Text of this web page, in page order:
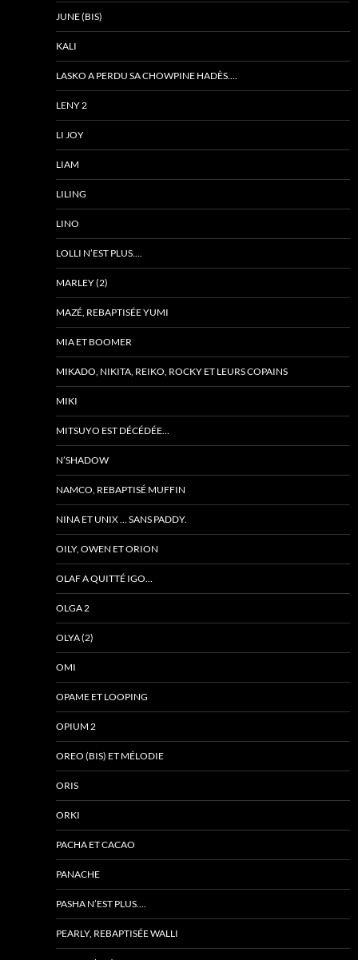
JUNE (BIS)
KALI
LASKO A PERDU SA CHOWPINE HADÈS….
LENY 2
LI JOY
LIAM
LILING
LINO
LOLLI N’EST PLUS….
MARLEY (2)
MAZÉ, REBAPTISÉE YUMI
MIA ET BOOMER
MIKADO, NIKITA, REIKO, ROCKY ET LEURS COPAINS
MIKI
MITSUYO EST DÉCÉDÉE…
N’SHADOW
NAMCO, REBAPTISÉ MUFFIN
NINA ET UNIX … SANS PADDY.
OILY, OWEN ET ORION
OLAF A QUITTÉ IGO…
OLGA 2
OLYA (2)
OMI
OPAME ET LOOPING
OPIUM 2
OREO (BIS) ET MÉLODIE
ORIS
ORKI
PACHA ET CACAO
PANACHE
PASHA N’EST PLUS….
PEARLY, REBAPTISÉE WALLI